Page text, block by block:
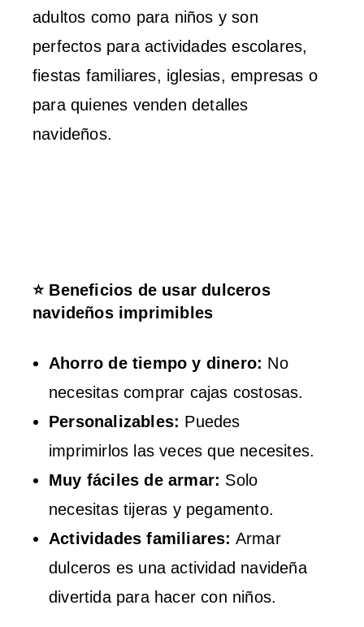
adultos como para niños y son
perfectos para actividades escolares,
fiestas familiares, iglesias, empresas o
para quienes venden detalles
navideños.
⭐ Beneficios de usar dulceros
navideños imprimibles
Ahorro de tiempo y dinero: No
necesitas comprar cajas costosas.
Personalizables: Puedes
imprimirlos las veces que necesites.
Muy fáciles de armar: Solo
necesitas tijeras y pegamento.
Actividades familiares: Armar
dulceros es una actividad navideña
divertida para hacer con niños.